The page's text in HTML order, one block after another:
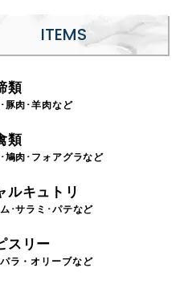
ITEMS
類
豚肉･羊肉など
類
鳩肉･フォアグラなど
ルキュトリ
･サラミ･パテなど
スリー
ラ・オリーブなど